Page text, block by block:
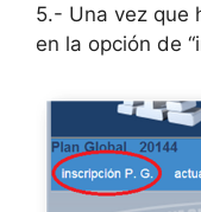
5.- Una vez que
en la opción de